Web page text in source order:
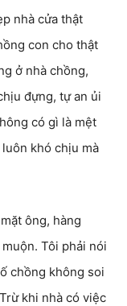
nhà cửa thật
con cho thật
ở nhà chồng,
đựng, tự an ủi
có gì là mệt
khó chịu mà
ông, hàng
Tôi phải nói
chồng không soi
khi nhà có việc